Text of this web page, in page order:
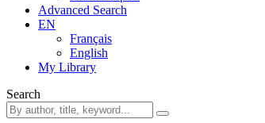
Advanced Search
EN
Français
English
My Library
Search